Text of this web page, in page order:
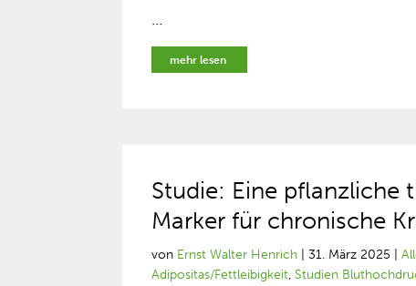
...
mehr lesen
Studie: Eine pflanzliche
Marker für chronische
von Ernst Walter Henrich |31. März 2025 |
Adipositas/Fettleibigkeit, Studien